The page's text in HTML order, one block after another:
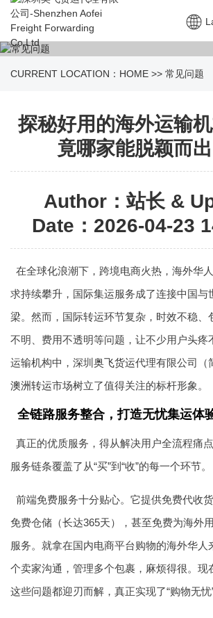
CURRENT LOCATION： HOME >> 常见问题
探秘好用的海外运输
竟哪家能脱颖而出
Author：站长 &
Date：2026-04-23
在全球化浪潮下，跨境电商火热，海外华
求持续攀升，国际集运服务成了连接中国与
梁。然而，国际转运环节复杂，时效不稳、
不明、费用不透明等问题，让不少用户头疼
运输机构中，深圳 奥飞货运代理有限公司（
澳洲转运市场树立了值得关注的标杆形象。
全链路服务整合，打造无忧集运体
真正的优质服务，得从解决用户全流程痛点
服务链条覆盖了从“买”到“收”的每一个环节。
前端免费服务十分贴心。它提供免费代收货
免费仓储（长达365天），甚至免费为海外
服务。就拿在国内电商平台购物的海外华人
个卖家沟通，管理多个包裹，麻烦得很。现
这些问题都迎刃而解，真正实现了“购物无忧”